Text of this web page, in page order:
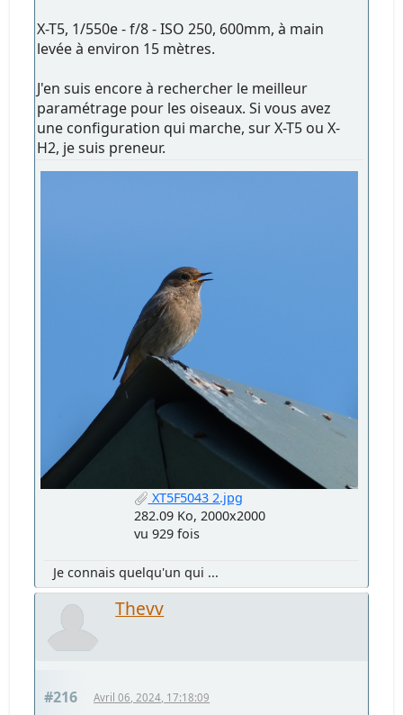
X-T5, 1/550e - f/8 - ISO 250, 600mm, à main
levée à environ 15 mètres.
J'en suis encore à rechercher le meilleur
paramétrage pour les oiseaux. Si vous avez
une configuration qui marche, sur X-T5 ou X-
H2, je suis preneur.
XT5F5043 2.jpg
282.09 Ko, 2000x2000
vu 929 fois
Je connais quelqu'un qui ...
Thevv
#216 Avril 06, 2024, 17:18:09